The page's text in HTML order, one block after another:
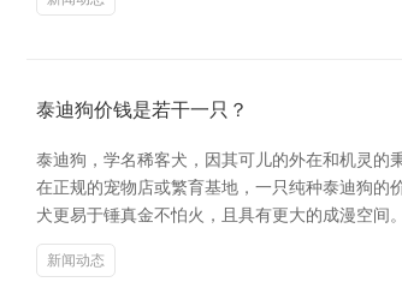
泰迪狗价钱是若干一只？
泰迪狗，学名稀客犬，因其可儿的外在和机灵的
在正规的宠物店或繁育基地，一只纯种泰迪狗的
犬更易于锤真金不怕火，且具有更大的成漫空间
新闻动态